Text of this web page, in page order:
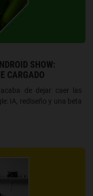
SHOW:
CARGADO
de dejar caer las
IA, rediseño y una beta